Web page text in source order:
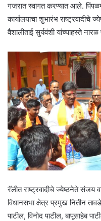
गजरात स्वागत करण्यात आले.
कार्यालयाचा शुभारंभ राष्ट्रवादीचे
वैशालीताई सुर्यवंशी यांच्याहस्ते
रॅलीत राष्ट्रवादीचे ज्येष्ठनेते संजय
विधानसभा क्षेत्र प्रमुख नितीन
पाटील, विनोद पाटील, बापूसाहेब